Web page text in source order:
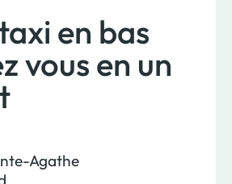
en bas
vous en un
Agathe